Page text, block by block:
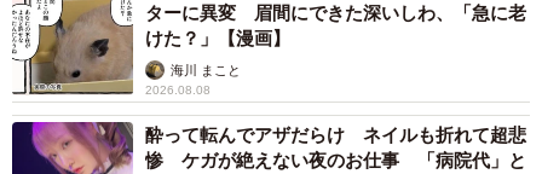
ターに異変 眉間にできた深いしわ、「急に老
けた？」【漫画】
海川 まこと
2026.08.08
酔って転んでアザだらけ ネイルも折れて超悲
惨 ケガが絶えない夜のお仕事 「病院代」と